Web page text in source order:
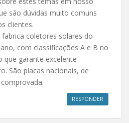
são dúvidas muito comuns
clientes.
fabrica coletores solares do
com classificações A e B no
que garante excelente
São placas nacionais, de
RESPONDER